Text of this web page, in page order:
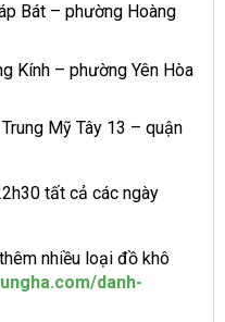
Bát – phường Hoàng
Kính – phường Yên Hòa
Mỹ Tây 13 – quận
tất cả các ngày
nhiều loại đồ khô
danh-